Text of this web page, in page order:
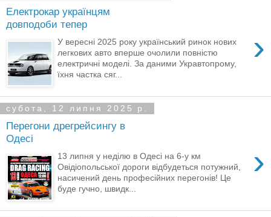
Електрокар українцям
довподоби тепер
›
У вересні 2025 року український ринок нових
легкових авто вперше очолили повністю
електричні моделі. За даними Укравтопрому,
їхня частка сяг...
субота, 12 липня 2025 р.
Перегони дрегрейсингу в
Одесі
›
13 липня у неділю в Одесі на 6-у км
Овідіопольської дороги відбудеться потужний,
насичений день професійних перегонів! Це
буде гучно, швидк...